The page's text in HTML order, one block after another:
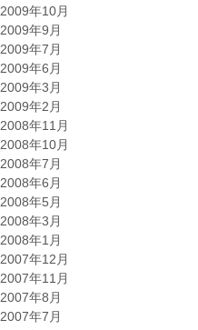
2009年10月
2009年9月
2009年7月
2009年6月
2009年3月
2009年2月
2008年11月
2008年10月
2008年7月
2008年6月
2008年5月
2008年3月
2008年1月
2007年12月
2007年11月
2007年8月
2007年7月